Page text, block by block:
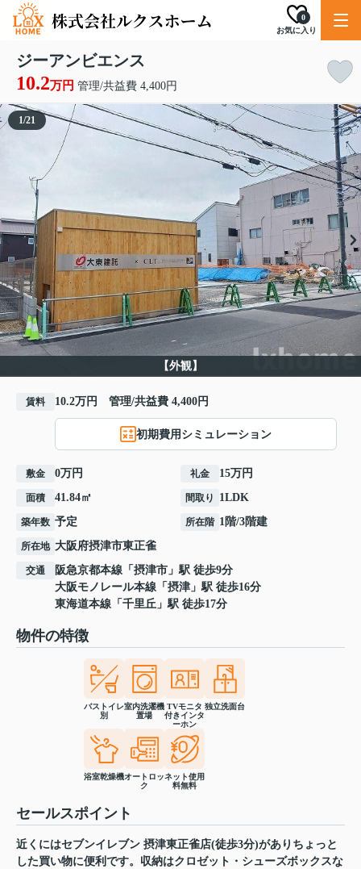
お気に入り
0
ジーアンビエンス
10.2万円 管理/共益費 4,400円
【外観】
1/21
賃料 10.2万円 管理/共益費 4,400円
初期費用シミュレーション
敷金 0万円 礼金 15万円
面積 41.84㎡ 間取り 1LDK
築年数 予定 所在階 1階/3階建
所在地 大阪府摂津市東正雀
交通 阪急京都本線 「 摂津市 」駅 徒歩9分
大阪モノレール本線 「 摂津 」駅 徒歩16分
東海道本線 「 千里丘 」駅 徒歩17分
物件の特徴
バストイレ
別
室内洗濯機
置場
TVモニタ
付きインタ
ーホン
独立洗面台
浴室乾燥機オートロッ
ク
ネット使用
料無料
セールスポイント
近くにはセブンイレブン 摂津東正雀店(徒歩3分)がありちょっと
した買い物に便利です。収納はクロゼット・シューズボックスな